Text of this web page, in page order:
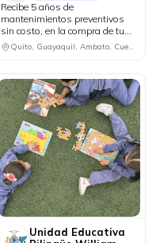
Recibe 5 años de
mantenimientos preventivos
sin costo, en la compra de tu
Lynk&Co modelo 02.
Quito, Guayaquil, Ambato, Cuenca
Unidad Educativa